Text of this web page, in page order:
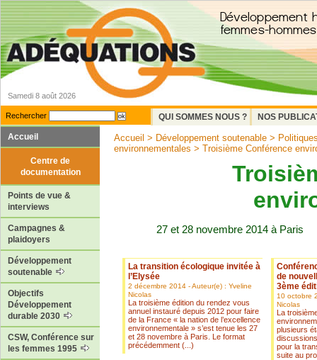
Samedi 8 août 2026
Rechercher QUI SOMMES NOUS ?
NOS
Accueil
Centre de
documentation
Points de vue &
interviews
Campagnes &
plaidoyers
Développement
soutenable
Objectifs
Développement
durable 2030
CSW, Conférence sur
les femmes 1995
Accueil > Développement soutenable >
environnementales > Troisième Conférence
27 et 28 novembre 2014 à Paris
La transition écologique invitée à
l’Elysée
2 décembre 2014 - Auteur(e) : Yveline
Nicolas
La troisième édition du rendez vous
annuel instauré depuis 2012 pour faire
de la France « la nation de l’excellence
environnementale » s’est tenue les 27
et 28 novembre à Paris. Le format
précédemment (...)
de
3ème
10 octobre
Nicolas
La
plusieurs
pour la
suite au